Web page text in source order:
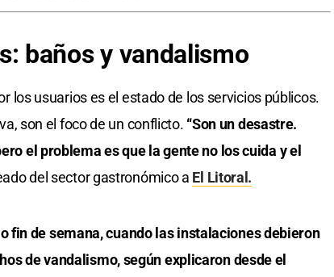
baños y vandalismo
los usuarios es el estado de los servicios públicos.
son el foco de un conflicto. “Son un desastre.
el problema es que la gente no los cuida y el
del sector gastronómico a El Litoral.
fin de semana, cuando las instalaciones debieron
de vandalismo, según explicaron desde el